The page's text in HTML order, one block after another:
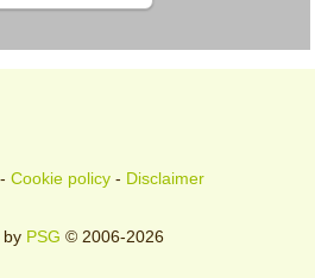
Cookie policy- Disclaimer
by PSG © 2006-2026